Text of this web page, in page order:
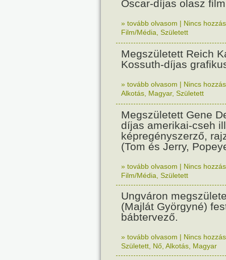
Oscar-díjas olasz
» tovább olvasom | Nincs
Film/Média Született
Megszületett Reich
Kossuth-díjas
» tovább olvasom | Nincs
Alkotás Magyar, Született
Megszületett Gene
díjas amerikai-cseh
képregényszerző,
(Tom és Jerry,
» tovább olvasom | Nincs
Film/Média Született
Ungváron
(Majlát Györgyné)
bábtervező.
» tovább olvasom | Nincs
Született Nő Alkotás Magyar